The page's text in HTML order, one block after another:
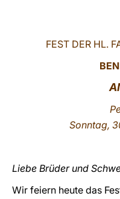
FEST DER HL.
Sonntag,
Liebe Brüder und
Wir feiern heute das